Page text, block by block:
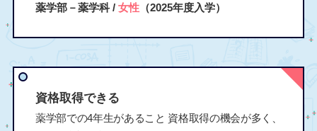
薬学部－薬学科 / 女性（2025年度入学）
資格取得できる
薬学部での4年生があること 資格取得の機会が多く、